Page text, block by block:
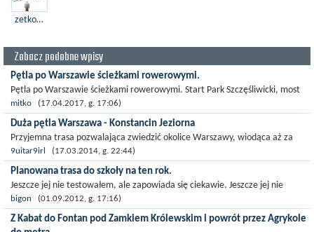
zetkonrad
Zobacz podobne wpisy
Pętla po Warszawie ścieżkami rowerowymi.
Pętla po Warszawie ścieżkami rowerowymi. Start Park Szczęśliwicki, most
Siekierkowski, most Świętokrzyski, zakończenie w okolicy Parku...
mitko (17.04.2017, g. 17:06)
Duża pętla Warszawa - Konstancin Jeziorna
Przyjemna trasa pozwalająca zwiedzić okolice Warszawy, wiodąca aż za
Konstancin-Jeziorną, a potem po okolicznych wsiach z powrotem do
Warszawy...
9uitar9irl (17.03.2014, g. 22:44)
Planowana trasa do szkoły na ten rok.
Jeszcze jej nie testowałem, ale zapowiada się ciekawie. Jeszcze jej nie
testowałem, ale zapowiada się ciekawie. Jeszcze jej nie testowałem, ale...
bigon (01.09.2012, g. 17:16)
Z Kabat do Fontan pod Zamkiem Królewskim i powrót przez Agrykole